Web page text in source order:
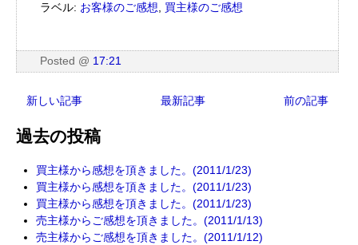
ラベル: お客様のご感想 買主様のご感想
Posted @ 17:21
新しい記事 最新記事 前の記事
過去の投稿
買主様から感想を頂きました。(2011/1/23)
買主様から感想を頂きました。(2011/1/23)
買主様から感想を頂きました。(2011/1/23)
売主様からご感想を頂きました。(2011/1/13)
売主様からご感想を頂きました。(2011/1/12)